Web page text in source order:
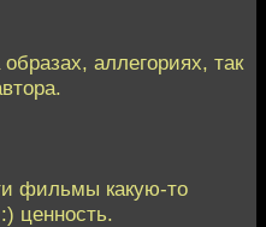
аллегориях, так
фильмы какую-то
ценность.